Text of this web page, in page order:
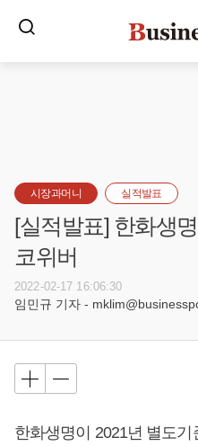
시장과머니 실적발표
[실적발표] 한화생
코위버
2022-02-17 16:06:30
임민규 기자 -
한화생명이 2021년 별도